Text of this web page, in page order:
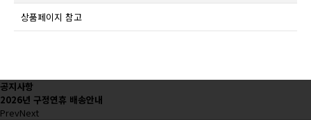
상품페이지 참고
공지사항
2026년 구정연휴 배송안내
PrevNext